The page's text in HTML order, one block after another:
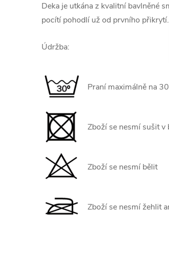
Deka je utkána z kvalitní bavlněné
pocítí pohodlí už od prvního přikrytí.
Údržba:
Praní maximálně na
Zboží se nesmí sušit v
Zboží se nesmí bělit
Zboží se nesmí žehlit